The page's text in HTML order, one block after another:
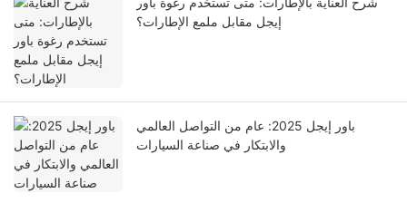
إيجل مقابل ملمع الإطارات؟
باور إيجل 2025: عام من التواصل العالمي
والابتكار في صناعة السيارات